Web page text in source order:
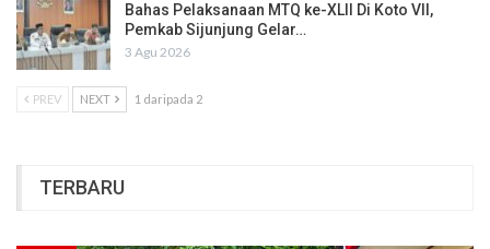
Bahas Pelaksanaan MTQ ke-XLII Di Koto VII,
Pemkab Sijunjung Gelar…
3 Agu 2026
PREV NEXT 1 daripada 2
TERBARU